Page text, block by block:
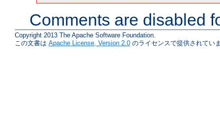
Comments are disabled
Copyright 2013 The Apache Software Foundation.
この文書は Apache License, Version 2.0 のライセンスで提供されてい